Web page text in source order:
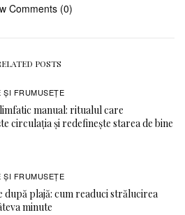
Comments (0)
POSTS
ŞI FRUMUSEȚE
manual: ritualul care
circulația și redefinește starea de bine
ŞI FRUMUSEȚE
după plajă: cum readuci strălucirea
minute